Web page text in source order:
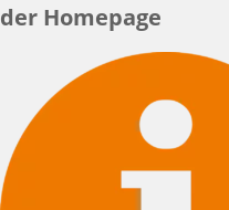
der Homepage